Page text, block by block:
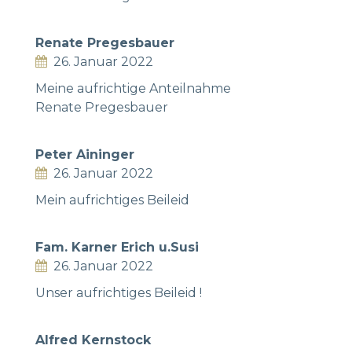
Renate Pregesbauer
26. Januar 2022
Meine aufrichtige Anteilnahme
Renate Pregesbauer
Peter Aininger
26. Januar 2022
Mein aufrichtiges Beileid
Fam. Karner Erich u.Susi
26. Januar 2022
Unser aufrichtiges Beileid !
Alfred Kernstock